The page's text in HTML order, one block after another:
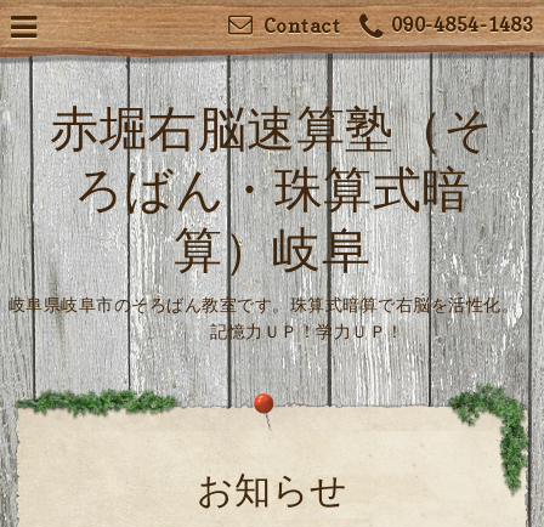
090-4854-1483
Contact
赤堀右脳速算塾（そ
ろばん・珠算式暗
算）岐阜
岐阜県岐阜市のそろばん教室です。珠算式暗算で右脳を活性化。
記憶力ＵＰ！学力ＵＰ！
お知らせ